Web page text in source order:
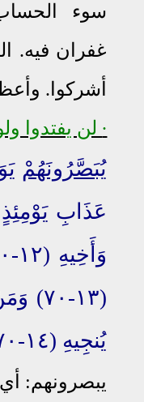
سوء
غفران فيه.
أشركوا.
∙ لن يفتدوا
يُبَصَّرُونَهُمْ
وَأَخِيهِ (١٢-٧٠)
(١٣-
يُنجِيهِ (١٤-٧٠)
يبصرونهم: